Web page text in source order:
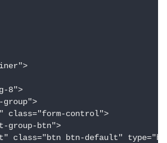
8">
class="form-control">
group-btn">
class="btn btn-default"